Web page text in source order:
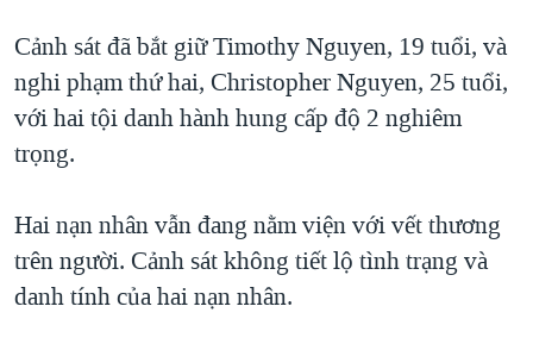
Cảnh sát đã bắt giữ Timothy Nguyen, 19 tuổi, và
nghi phạm thứ hai, Christopher Nguyen, 25 tuổi,
với hai tội danh hành hung cấp độ 2 nghiêm
trọng.
Hai nạn nhân vẫn đang nằm viện với vết thương
trên người. Cảnh sát không tiết lộ tình trạng và
danh tính của hai nạn nhân.